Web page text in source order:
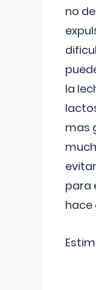
no
la
mas
para
hace